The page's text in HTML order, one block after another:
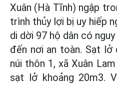
Xuân (Hà Tĩnh) ngập
trình thủy lợi bị uy hiếp
di dời 97 hộ dân có
đến nơi an toàn. Sạt
núi thôn 1, xã Xuân
sạt lở khoảng 20m3.